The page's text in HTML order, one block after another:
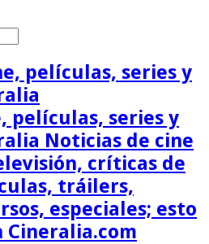
películas, series y
Noticias de cine
críticas de
tráilers,
especiales; esto
Cineralia.com